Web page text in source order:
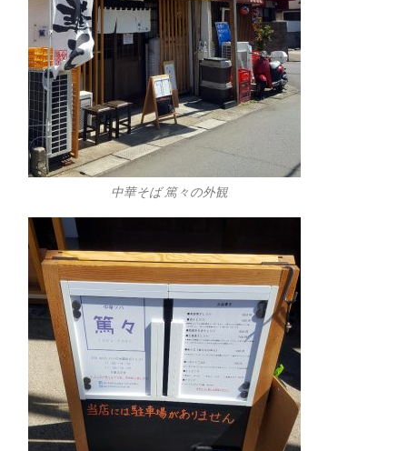
中華そば 篤々の外観